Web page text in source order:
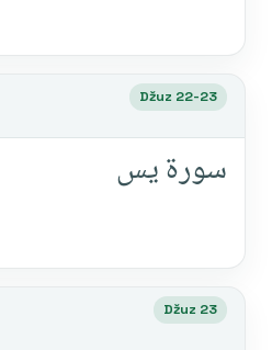
Džuz 22-23
سورة يس
Džuz 23